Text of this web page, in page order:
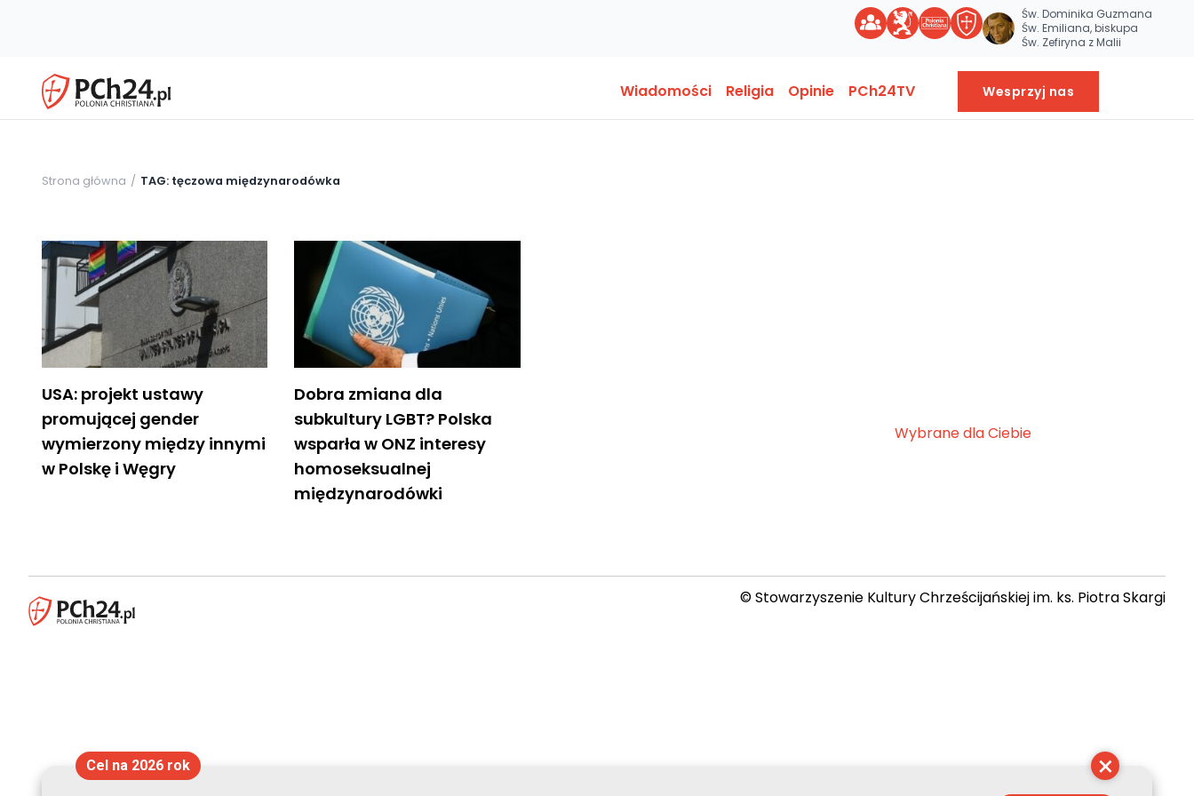
Św. Dominika Guzmana
Św. Emiliana, biskupa
Św. Zefiryna z Malii
Wiadomości Religia Opinie PCh24TV Wesprzyj nas
Strona główna TAG: tęczowa międzynarodówka
USA: projekt ustawy
promującej gender
wymierzony między innymi
w Polskę i Węgry
Dobra zmiana dla
subkultury LGBT? Polska
wsparła w ONZ interesy
homoseksualnej
międzynarodówki
Wybrane dla Ciebie
© Stowarzyszenie Kultury Chrześcijańskiej im. ks. Piotra Skargi
×
Cel na 2026 rok